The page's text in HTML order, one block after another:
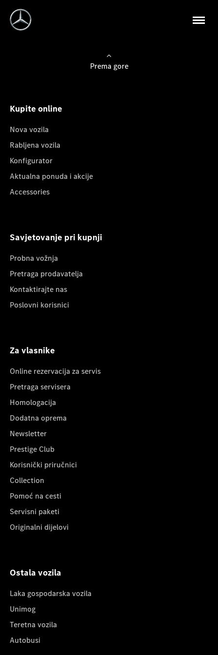
Prema gore
Kupite online
Nova vozila
Rabljena vozila
Konfigurator
Aktualna ponuda i akcije
Accessories
Savjetovanje pri kupnji
Probna vožnja
Pretraga prodavatelja
Kontaktirajte nas
Poslovni korisnici
Za vlasnike
Online rezervacija za servis
Pretraga servisera
Homologacija
Dodatna oprema
Newsletter
Prestige Club
Korisnički priručnici
Collection
Pomoć na cesti
Servisni paketi
Originalni dijelovi
Ostala vozila
Laka gospodarska vozila
Unimog
Teretna vozila
Autobusi